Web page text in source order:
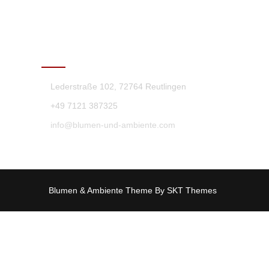
Lederstraße 102, 72764 Reutlingen
+49 7121 387325
info@blumen-und-ambiente.com
Blumen & Ambiente Theme By SKT Themes